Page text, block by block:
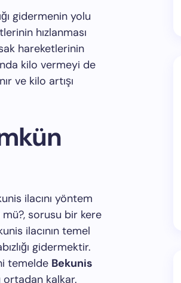
gidermenin yolu
hızlanması
hareketlerinin
kilo vermeyi de
ve kilo artışı
ilacını yöntem
sorusu bir kere
ilacının temel
gidermektir.
temelde Bekunis
ortadan kalkar.